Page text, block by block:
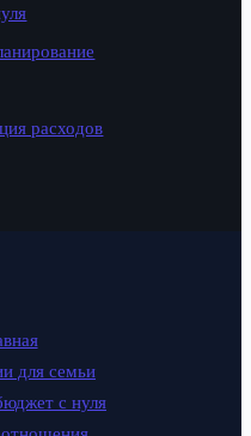
расходов
для семьи
с нуля